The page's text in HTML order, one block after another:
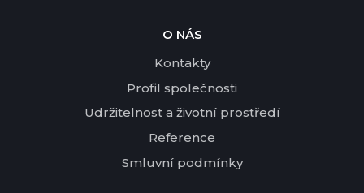
O NÁS
Kontakty
Profil společnosti
Udržitelnost a životní prostředí
Reference
Smluvní podmínky